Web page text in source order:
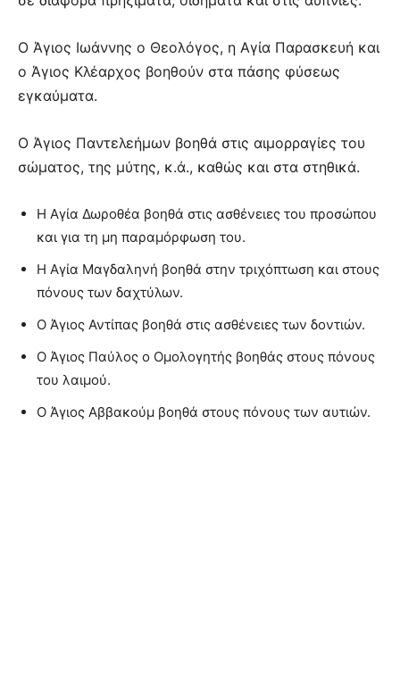
Ο Άγιος Ιωάννης ο Θεολόγος, η Αγία Παρασκευή και
ο Άγιος Κλέαρχος βοηθούν στα πάσης φύσεως
εγκαύματα.
Ο Άγιος Παντελεήμων βοηθά στις αιμορραγίες του
σώματος, της μύτης, κ.ά., καθώς και στα στηθικά.
Η Αγία Δωροθέα βοηθά στις ασθένειες του προσώπου
και για τη μη παραμόρφωση του.
Η Αγία Μαγδαληνή βοηθά στην τριχόπτωση και στους
πόνους των δαχτύλων.
Ο Άγιος Αντίπας βοηθά στις ασθένειες των δοντιών.
Ο Άγιος Παύλος ο Ομολογητής βοηθάς στους πόνους
του λαιμού.
Ο Άγιος Αββακούμ βοηθά στους πόνους των αυτιών.